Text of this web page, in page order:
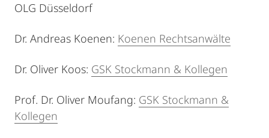
OLG Düsseldorf
Dr. Andreas Koenen: Koenen Rechtsanwälte
Dr. Oliver Koos: GSK Stockmann & Kollegen
Prof. Dr. Oliver Moufang: GSK Stockmann &
Kollegen